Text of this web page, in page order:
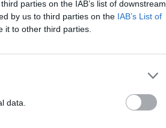
parties on the IAB’s list of downstream
by us to third parties on the IAB’s List of
it to other third parties.
data.